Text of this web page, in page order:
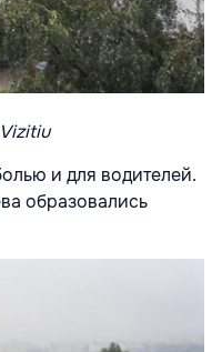
и для водителей.
образовались